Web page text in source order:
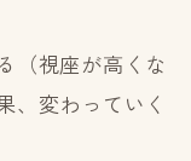
（視座が高くな
、変わっていく